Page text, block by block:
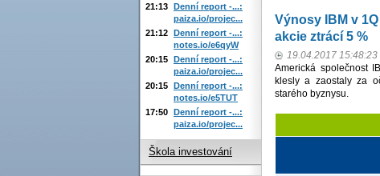
Výnosy IBM v
akcie ztrácí 5 %
19.04.2017 15:48:23
Americká společnost
klesly a zaostaly za
starého byznysu.
21:13 Denní report -...:
paiza.io/projec...
21:12 Denní report -...:
notes.io/e6qyW
20:15 Denní report -...:
paiza.io/projec...
20:15 Denní report -...:
notes.io/e5TUT
17:50 Denní report -...:
paiza.io/projec...
Škola investování